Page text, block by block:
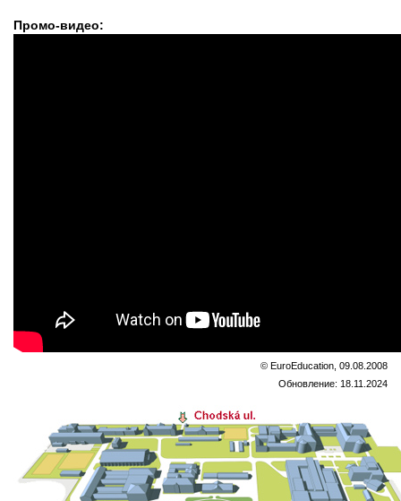
Промо-видео:
© EuroEducation, 09.08.2008
Обновление: 18.11.2024